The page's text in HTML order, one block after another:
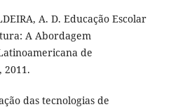
A. D. Educação Escolar
A Abordagem
de
2011.
das tecnologias de